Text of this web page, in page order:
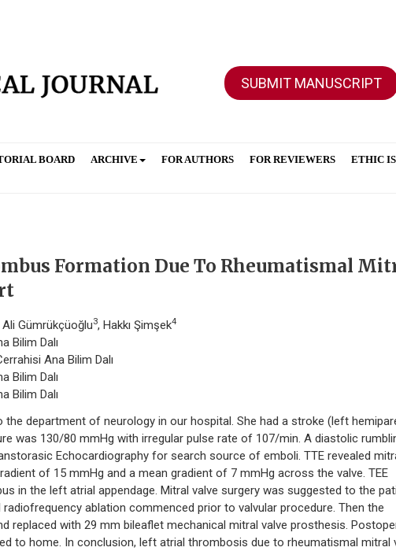
SUBMIT MANUSCRIPT
BOARD ARCHIVE FOR AUTHORS FOR REVIEWERS ETHIC
Formation Due To Rheumatismal
Gümrükçüoğlu3, Hakkı Şimşek4
Bilim Dalı
Ana Bilim Dalı
Bilim Dalı
Bilim Dalı
department of neurology in our hospital. She had a stroke (left
was 130/80 mmHg with irregular pulse rate of 107/min. A diastolic
Echocardiography for search source of emboli. TTE revealed
of 15 mmHg and a mean gradient of 7 mmHg across the valve. TEE
in the left atrial appendage. Mitral valve surgery was suggested to the
ablation commenced prior to valvular procedure. Then the
replaced with 29 mm bileaflet mechanical mitral valve prosthesis.
to home. In conclusion, left atrial thrombosis due to rheumatismal mitral